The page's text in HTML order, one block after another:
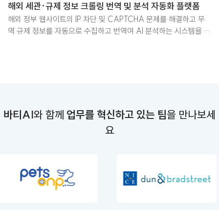
해외 세관·규제 정보 크롤링 번역 및 분석 자동화 플랫폼
해외 정부 웹사이트의 IP 차단 및 CAPTCHA 문제를 해결하고 무
역 규제 정보를 자동으로 수집하고 번역여 AI 분석하는 시스템을 구
바티AI와 함께 업무를 혁신하고 있는 팀을 만나보세
요